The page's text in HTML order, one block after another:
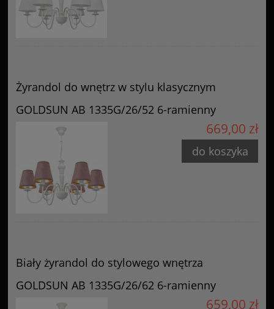
Żyrandol do wnętrz w stylu klasycznym
GOLDSUN AB 1335G/26/52 6-ramienny
669,00 zł
do koszyka
Biały żyrandol do stylowego wnętrza
GOLDSUN AB 1335G/26/62 6-ramienny
659,00 zł